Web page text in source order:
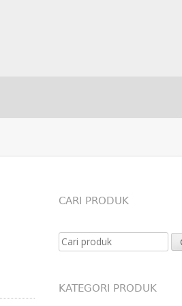
CARI PRODUK
Search for:
KATEGORI PRODUK